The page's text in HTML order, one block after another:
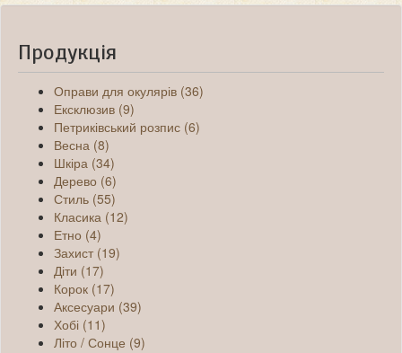
Продукція
Оправи для окулярів (36)
Ексклюзив (9)
Петриківський розпис (6)
Весна (8)
Шкіра (34)
Дерево (6)
Стиль (55)
Класика (12)
Етно (4)
Захист (19)
Діти (17)
Корок (17)
Аксесуари (39)
Хобі (11)
Літо / Сонце (9)